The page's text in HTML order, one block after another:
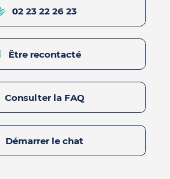
02 23 22 26 23
Être recontacté
Consulter la FAQ
Démarrer le chat